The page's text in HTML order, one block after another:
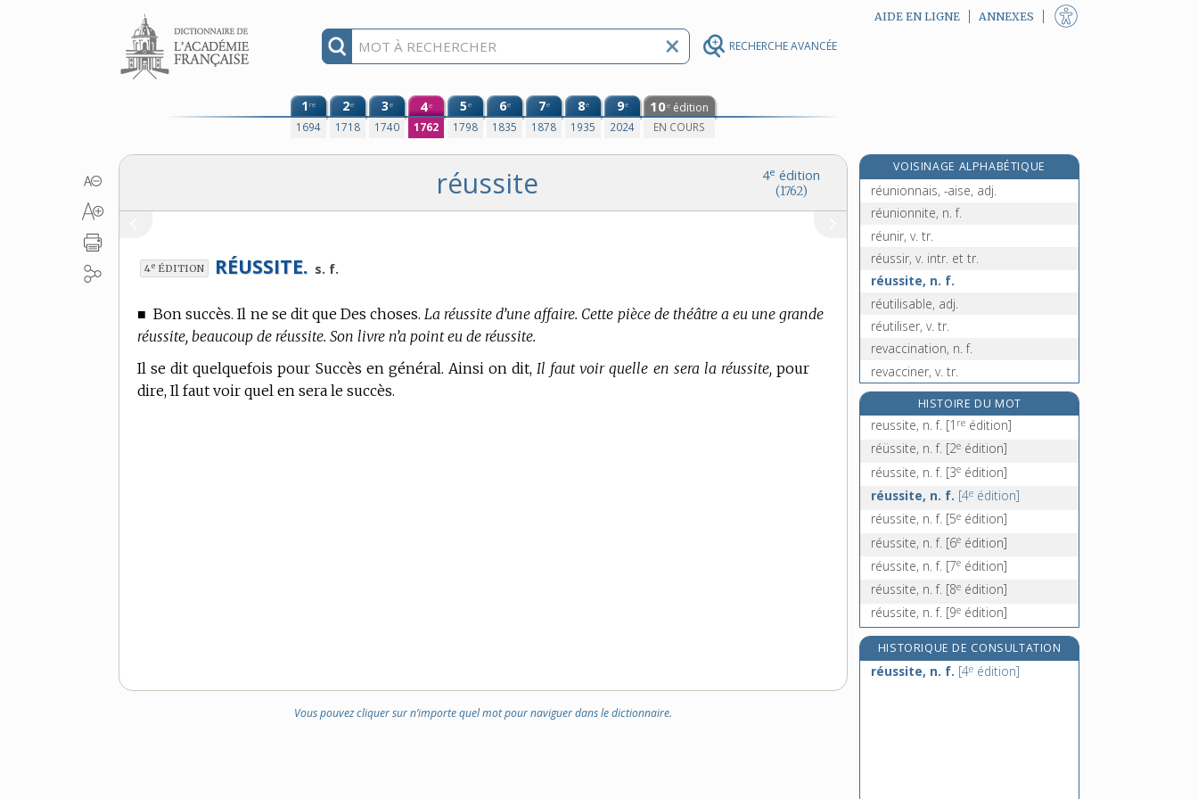
RECHERCHE AVANCÉE
Aller au contenu AIDE EN LIGNE ANNEXES
1re
1694
2e
1718
3e
1740
4e
1762
5e
1798
6e
1835
7e
1878
8e
1935
9e
2024
10e édition
EN COURS
4e édition
(1762)
réussite
4e ÉDITION RÉUSSITE. s. f.
■Bon succès. Il ne se dit que Des choses. La réussite d’une affaire. Cette pièce de théâtre a eu une grande
réussite, beaucoup de réussite. Son livre n’a point eu de réussite.
Il se dit quelquefois pour Succès en général. Ainsi on dit, Il faut voir quelle en sera la réussite, pour
dire, Il faut voir quel en sera le succès.
Vous pouvez cliquer sur n’importe quel mot pour naviguer dans le dictionnaire.
VOISINAGE ALPHABÉTIQUE
réunionite, n. f.
réunionnais, -aise, adj.
réunionnite, n. f.
réunir, v. tr.
réussir, v. intr. et tr.
réussite, n. f.
réutilisable, adj.
réutiliser, v. tr.
revaccination, n. f.
revacciner, v. tr.
revalidation, n. f.[7eédition]
revalider, v. tr.
revaloir, v. tr.
HISTOIRE DU MOT
reussite, n. f. [1 re édition]
réüssite, n. f. [2e édition]
réussite, n. f. [3e édition]
réussite, n. f. [4e édition]
réussite, n. f. [5e édition]
réussite, n. f. [6e édition]
réussite, n. f. [7e édition]
réussite, n. f. [8e édition]
réussite, n. f. [9e édition]
HISTORIQUE DE CONSULTATION
réussite, n. f. [4e édition]